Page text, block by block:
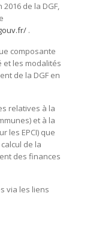
de la DGF,
.
composante
et les modalités
de la DGF en
relatives à la
et à la
les EPCI) que
de la
des finances
via les liens